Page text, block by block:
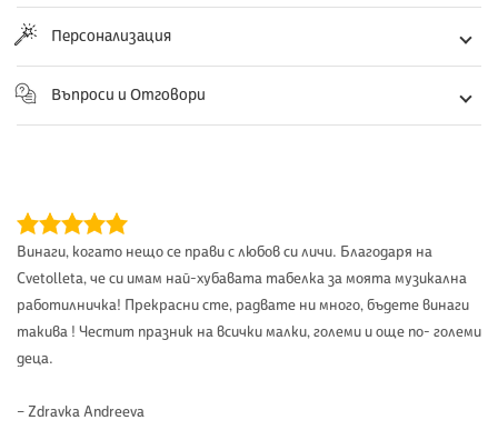
ви
Персонализация
Въпроси и Отговори
Винаги, когато нещо се прави с любов си личи. Благодаря на
Cvetolleta, че си имам най-хубавата табелка за моята музикална
работилничка! Прекрасни сте, радвате ни много, бъдете винаги
такива ! Честит празник на всички малки, големи и още по- големи
деца.
– Zdravka Andreeva